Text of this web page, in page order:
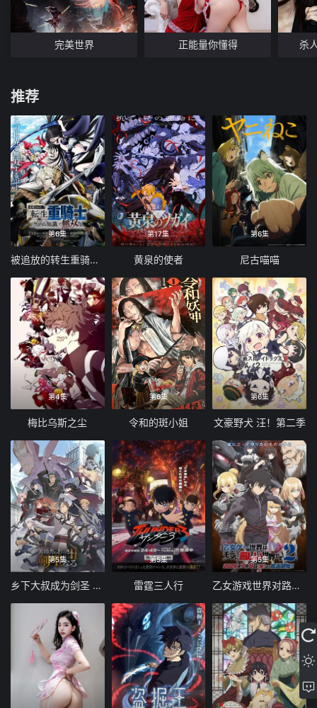
完美世界 正能量你懂得 杀
推荐
第6集
被追放的转生重骑士用游戏知识开无双
第17集
黄泉的使者
第6集
尼古喵喵
第4集
梅比乌斯之尘
第6集
令和的斑小姐
第6集
文豪野犬 汪！第二季
第5集
乡下大叔成为剑圣 第二季
第5集
雷霆三人行
第5集
乙女游戏世界对路人角色很不友好 第二季